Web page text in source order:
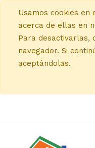
Usamos cookies en
acerca de ellas en
Para desactivarlas,
navegador. Si
aceptándolas.